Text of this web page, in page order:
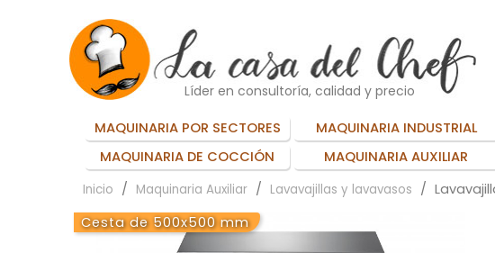
Líder en consultoría, calidad y precio
MAQUINARIA POR SECTORES MAQUINARIA INDUSTRIAL
MAQUINARIA DE COCCIÓN
MAQUINARIA AUXILIAR
Inicio Maquinaria Auxiliar Lavavajillas y lavavasos
Cesta de 500x500 mm